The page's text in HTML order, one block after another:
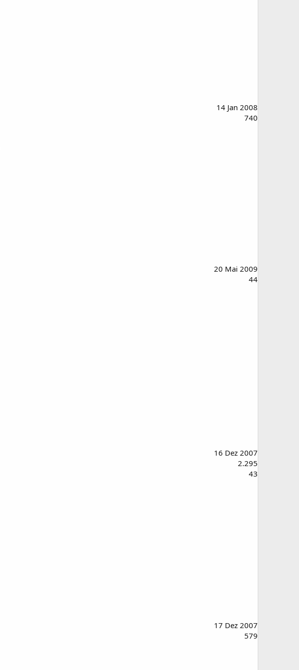
14 Jan 2008
740
20 Mai 2009
44
16 Dez 2007
2.295
43
17 Dez 2007
579